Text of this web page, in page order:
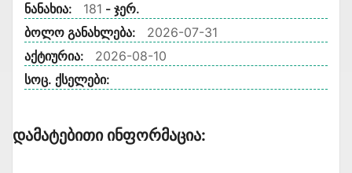
ნანახია:
181 - ჯერ.
ბოლო განახლება:
2026-07-31
აქტიურია:
2026-08-10
სოც. ქსელები:
Დამატებითი Ინფორმაცია: